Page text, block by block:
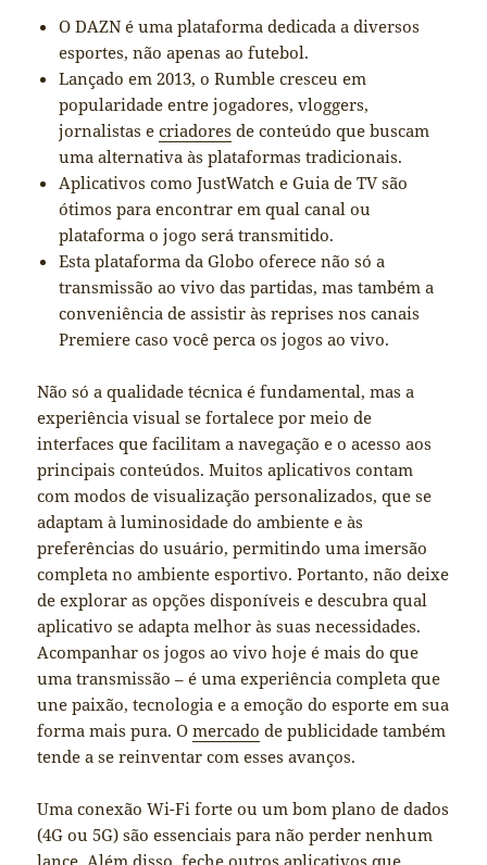
O DAZN é uma plataforma dedicada a diversos
esportes, não apenas ao futebol.
Lançado em 2013, o Rumble cresceu em
popularidade entre jogadores, vloggers,
jornalistas ecriadores de conteúdo que buscam
uma alternativa às plataformas tradicionais.
Aplicativos como JustWatch e Guia de TV são
ótimos para encontrar em qual canal ou
plataforma o jogo será transmitido.
Esta plataforma da Globo oferece não só a
transmissão ao vivo das partidas, mas também a
conveniência de assistir às reprises nos canais
Premiere caso você perca os jogos ao vivo.
Não só a qualidade técnica é fundamental, mas a
experiência visual se fortalece por meio de
interfaces que facilitam a navegação e o acesso aos
principais conteúdos. Muitos aplicativos contam
com modos de visualização personalizados, que se
adaptam à luminosidade do ambiente e às
preferências do usuário, permitindo uma imersão
completa no ambiente esportivo. Portanto, não deixe
de explorar as opções disponíveis e descubra qual
aplicativo se adapta melhor às suas necessidades.
Acompanhar os jogos ao vivo hoje é mais do que
uma transmissão – é uma experiência completa que
une paixão, tecnologia e a emoção do esporte em sua
forma mais pura. Omercado de publicidade também
tende a se reinventar com esses avanços.
Uma conexão Wi-Fi forte ou um bom plano de dados
(4G ou 5G) são essenciais para não perder nenhum